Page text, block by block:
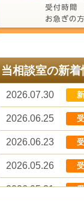
当相談室の新
2026.07.30
2026.06.25
2026.06.23
2026.05.26
2026.05.21